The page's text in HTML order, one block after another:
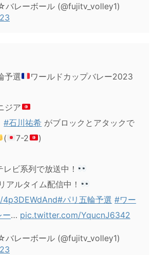
レーボール (@fujitv_volley1)
予選 ワールドカップバレー2023
ジア
#石川祐希 がブロックとアタックで
( 7-2 )
ビ系列で放送中！
アルタイム配信中！
#パリ五輪予選 #ワー
ー… pic.twitter.com/YqucnJ6342
レーボール (@fujitv_volley1)